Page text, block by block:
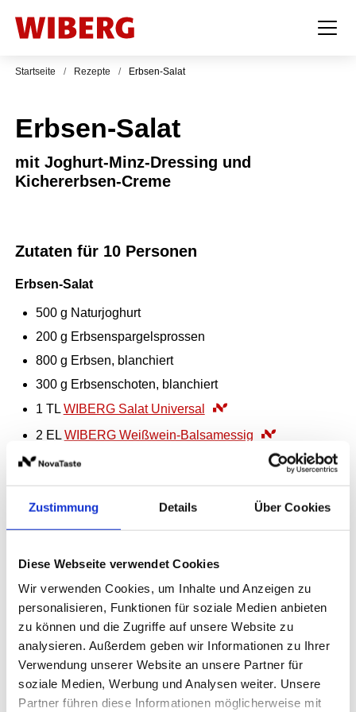
Zustimmung Details Über Cookies
Diese Webseite verwendet Cookies
Wir verwenden Cookies, um Inhalte und Anzeigen zu
personalisieren, Funktionen für soziale Medien anbieten
zu können und die Zugriffe auf unsere Website zu
analysieren. Außerdem geben wir Informationen zu Ihrer
Verwendung unserer Website an unsere Partner für
soziale Medien, Werbung und Analysen weiter. Unsere
Partner führen diese Informationen möglicherweise mit
Startseite / Rezepte / Erbsen-Salat
Erbsen-Salat
mit Joghurt-Minz-Dressing und
Kichererbsen-Creme
Zutaten für 10 Personen
Erbsen-Salat
500 g Naturjoghurt
200 g Erbsenspargelsprossen
800 g Erbsen, blanchiert
300 g Erbsenschoten, blanchiert
1 TL WIBERG Salat Universal
2 EL WIBERG Weißwein-Balsamessig
1 EL WIBERG Zitrus-Öl
WIBERG Ursalz pur fein
Zubereitung